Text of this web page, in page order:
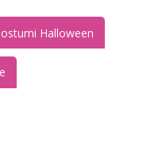
Halloween